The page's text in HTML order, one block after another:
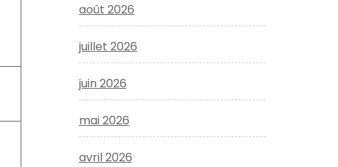
août 2026
juillet 2026
juin 2026
mai 2026
avril 2026